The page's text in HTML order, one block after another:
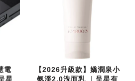
電
星
【2026升級款】嬌潤泉小
氨淨2.0洗面乳 ｜呈星有